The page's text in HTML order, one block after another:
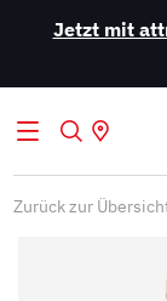
Jetzt mit
Zurück zur